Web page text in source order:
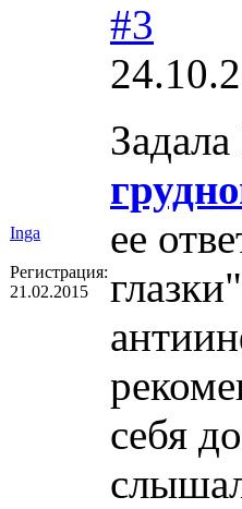
Inga
Регистрация:
21.02.2015
#3
ее
себя